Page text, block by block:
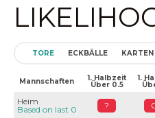
TORE ECKBÄLLE KARTEN
Mannschaften 1. Halbzeit
Über 0.5
1.
Heim
Based on last 0
?